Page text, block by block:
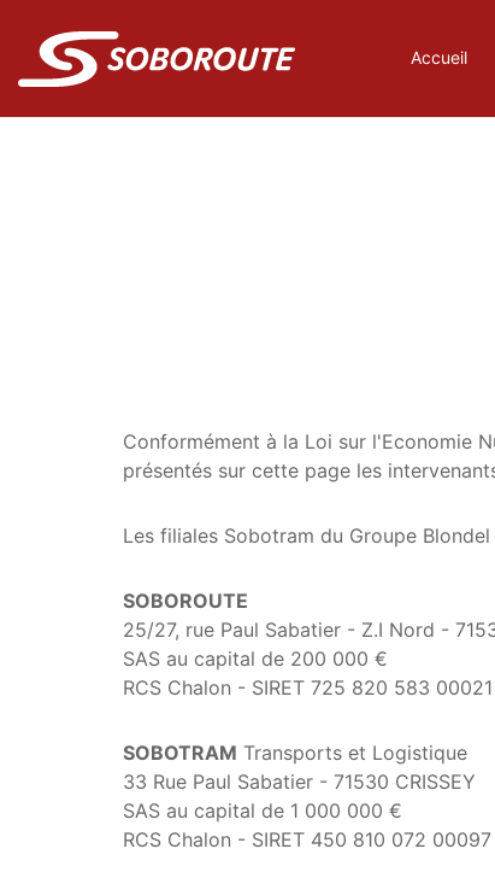
Accueil
Conformément à la Loi sur l'Economie
présentés sur cette page les
Les filiales Sobotram du Groupe Blondel
SOBOROUTE
25/27, rue Paul Sabatier - Z.I Nord -
SAS au capital de 200 000 €
RCS Chalon - SIRET 725 820 583
SOBOTRAM Transports et Logistique
33 Rue Paul Sabatier - 71530 CRISSEY
SAS au capital de 1 000 000 €
RCS Chalon - SIRET 450 810 072